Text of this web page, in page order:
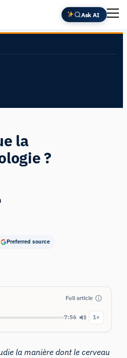
Ask AI
la
?
Preferred source
Full article
7:56 1×
la manière dont le cerveau